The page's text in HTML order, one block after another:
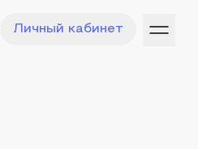
Личный кабинет